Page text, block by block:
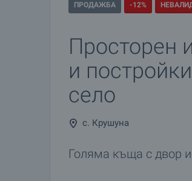
ПРОДАЖБА -12%
Просторен
и
село
с. Крушуна
Голяма къща с двор